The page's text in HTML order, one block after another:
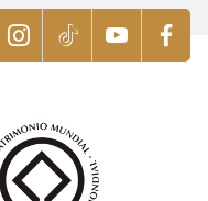
Декабря
2024